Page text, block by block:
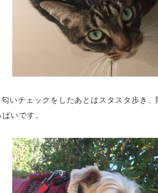
いチェックをしたあとはスタスタ歩き
いです。